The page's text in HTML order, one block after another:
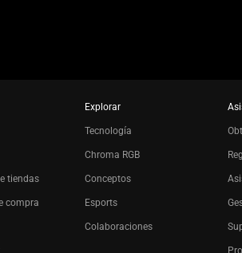
tiendas
compra
Explorar
Tecnología
Chroma RGB
Conceptos
Esports
Colaboraciones